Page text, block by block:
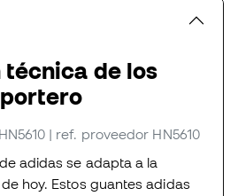
de los
| ref. proveedor HN5610
adidas se adapta a la
hoy. Estos guantes adidas